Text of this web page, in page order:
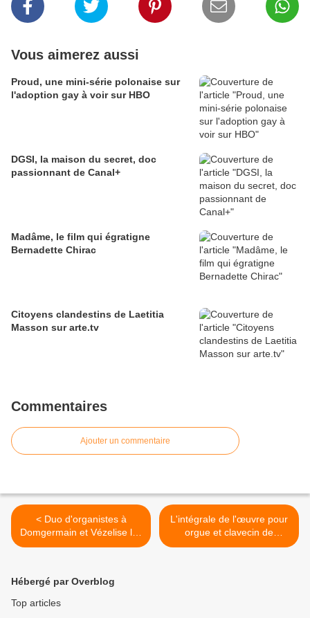
Vous aimerez aussi
Proud, une mini-série polonaise sur
l'adoption gay à voir sur HBO
DGSI, la maison du secret, doc
passionnant de Canal+
Madâme, le film qui égratigne
Bernadette Chirac
Citoyens clandestins de Laetitia
Masson sur arte.tv
Commentaires
Ajouter un commentaire
< Duo d'organistes à
Domgermain et Vézelise les
22 et 23 juillet
L'intégrale de l'œuvre pour
orgue et clavecin de
Clérambault à Vézelise le
Hébergé par Overblog
Top articles